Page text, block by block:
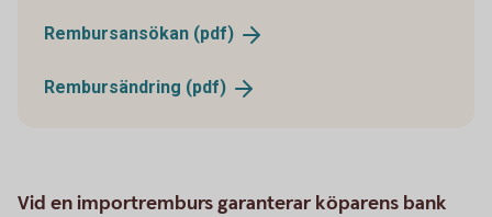
Rembursansökan (pdf)
Rembursändring (pdf)
Vid en importremburs garanterar köparens bank